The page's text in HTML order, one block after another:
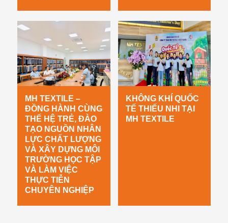
MH TEXTILE –
ĐỒNG HÀNH CÙNG
THẾ HỆ TRẺ, ĐÀO
TẠO NGUỒN NHÂN
LỰC CHẤT LƯỢNG
VÀ XÂY DỰNG MÔI
TRƯỜNG HỌC TẬP
VÀ LÀM VIỆC
THỰC TIỄN
CHUYÊN NGHIỆP
KHÔNG KHÍ QUỐC
TẾ THIẾU NHI TẠI
MH TEXTILE